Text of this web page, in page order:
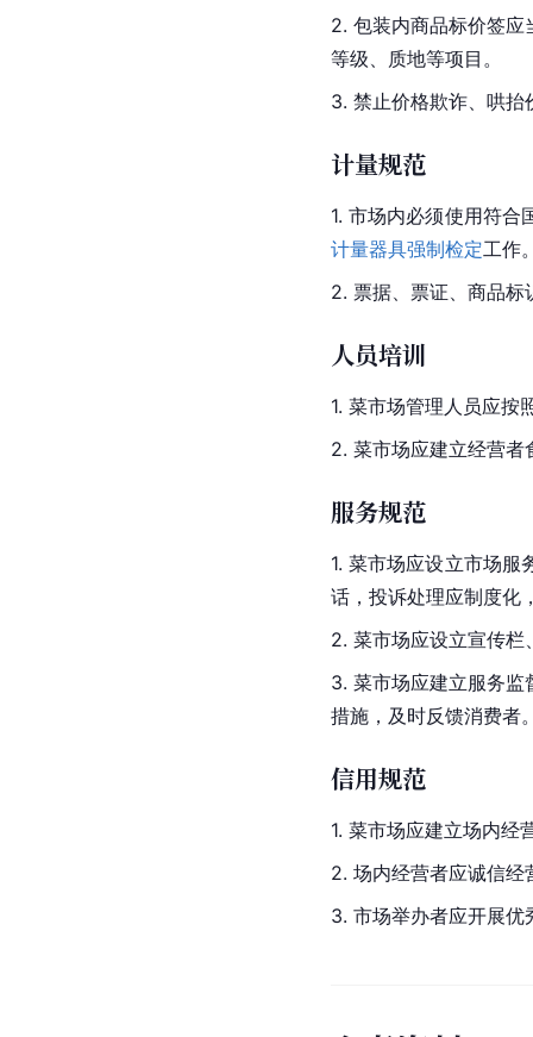
2. 包装内商品标价签
等级、质地等项目。
3. 禁止价格欺诈、哄抬
计量规范
1. 市场内必须使用符
计量器具强制检定工作
2. 票据、票证、商品标
人员培训
1. 菜市场管理人员应按
2. 菜市场应建立经营者
服务规范
1. 菜市场应设立市场
话，投诉处理应制度化
2. 菜市场应设立宣传栏
3. 菜市场应建立服务
措施，及时反馈消费者
信用规范
1. 菜市场应建立场内经
2. 场内经营者应诚信经
3. 市场举办者应开展优